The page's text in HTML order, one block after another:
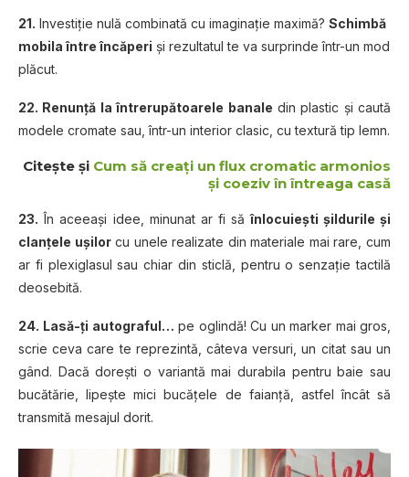
21. Investiţie nulă combinată cu imaginaţie maximă? Schimbă
mobila între încăperi şi rezultatul te va surprinde într-un mod
plăcut.
22. Renunţă la întrerupătoarele banale din plastic şi caută
modele cromate sau, într-un interior clasic, cu textură tip lemn.
Citește și Cum să creați un flux cromatic armonios
și coeziv în întreaga casă
23. În aceeaşi idee, minunat ar fi să înlocuieşti şildurile şi
clanţele uşilorcu unele realizate din materiale mai rare, cum
ar fi plexiglasul sau chiar din sticlă, pentru o senzaţie tactilă
deosebită.
24. Lasă-ţi autograful… pe oglindă! Cu un marker mai gros,
scrie ceva care te reprezintă, câteva versuri, un citat sau un
gând. Dacă doreşti o variantă mai durabila pentru baie sau
bucătărie, lipeşte mici bucăţele de faianţă, astfel încât să
transmită mesajul dorit.